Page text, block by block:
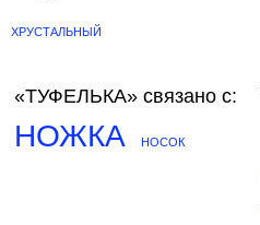
ХРУСТАЛЬНЫЙ
«ТУФЕЛЬКА» связано с:
НОЖКА НОСОК